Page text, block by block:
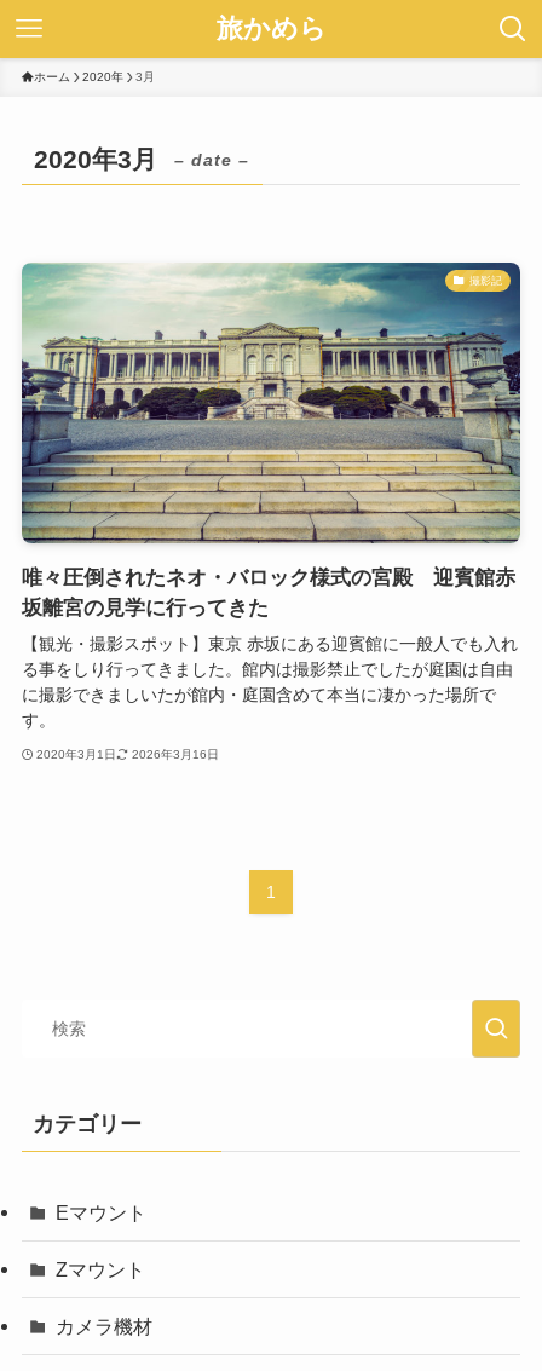
旅かめら
ホーム 2020年 3月
2020年3月 – date –
撮影記
唯々圧倒されたネオ・バロック様式の宮殿 迎賓館赤
坂離宮の見学に行ってきた
【観光・撮影スポット】東京 赤坂にある迎賓館に一般人でも入れ
る事をしり行ってきました。館内は撮影禁止でしたが庭園は自由
に撮影できましいたが館内・庭園含めて本当に凄かった場所で
す。
2020年3月1日 2026年3月16日
1
カテゴリー
Eマウント
Zマウント
カメラ機材